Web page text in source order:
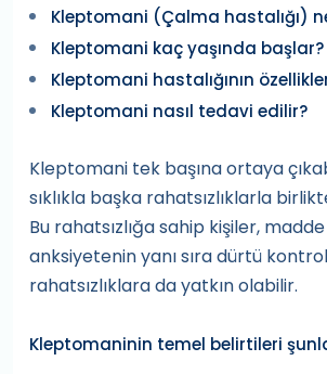
Kleptomani (Çalma hastalığı)
Kleptomani kaç yaşında başlar?
Kleptomani hastalığının
Kleptomani nasıl tedavi edilir?
Kleptomani tek başına ortaya
sıklıkla başka rahatsızlıklarla
Bu rahatsızlığa sahip kişiler, madde
anksiyetenin yanı sıra dürtü
rahatsızlıklara da yatkın olabilir.
Kleptomaninin temel belirtileri